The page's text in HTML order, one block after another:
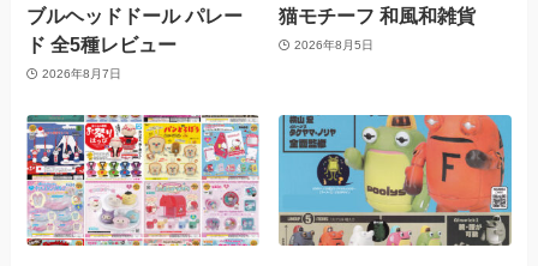
ブルヘッドドール パレー
ド 全5種レビュー
2026年8月7日
猫モチーフ 和風和雑貨
2026年8月5日